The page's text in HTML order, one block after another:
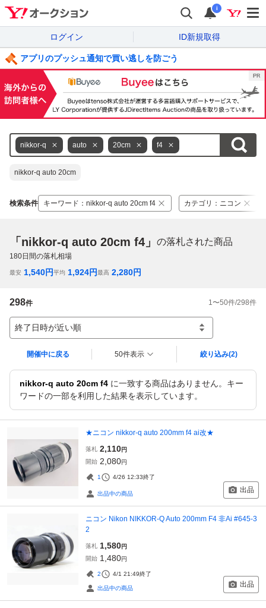
i
ログイン ID新規取得
アプリのプッシュ通知で買い逃しを防ごう
nikkor-q auto 20cm f4
nikkor-q auto 20cm
検索条件 キーワード ： nikkor-q auto 20cm f4 カテゴリ ： ニコン
「nikkor-q auto 20cm f4」 の落札された商品
180日間の落札相場
最安 1,540円平均 1,924円最高 2,280円
298件 1 〜50件/298件
終了日時が近い順
開催中に戻る 50件表示 絞り込み(2)
nikkor-q auto 20cm f4 に一致する商品はありません。キー
ワードの一部を利用した結果を表示しています。
★ニコン nikkor-q auto 200mm f4 ai改★
落札 2,110円
開始 2,080円
1 4/26 12:33終了
出品中の商品 出品
ニコン Nikon NIKKOR-Q Auto 200mm F4 非Ai #645-3
2
落札 1,580円
開始 1,480円
2 4/1 21:49終了
出品中の商品 出品